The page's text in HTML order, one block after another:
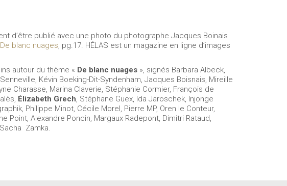
d’être publié avec une photo du photographe Jacques Boinais
blanc nuages, pg.17. HÉLAS est un magazine en ligne d’images
autour du thème « De blanc nuages », signés Barbara Albeck,
Kévin Boeking-Dit-Syndenham, Jacques Boisnais, Mireille
Charasse, Marina Claverie, Stéphanie Cormier, François de
Élizabeth Grech , Stéphane Guex, Ida Jaroschek, Injonge
Philippe Minot, Cécile Morel, Pierre MP, Oren le Conteur,
Point, Alexandre Poncin, Margaux Radepont, Dimitri Rataud,
Zamka.